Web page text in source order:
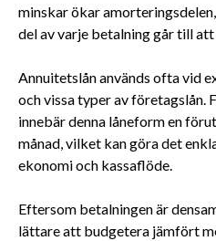
minskar ökar
del av varje betalning går till
Annuitetslån används ofta vid
och vissa typer av företagslån.
innebär denna låneform en
månad, vilket kan göra det
ekonomi och kassaflöde.
Eftersom betalningen är
lättare att budgetera jämfört